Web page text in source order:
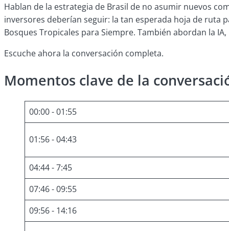
Hablan de la estrategia de Brasil de no asumir nuevos
inversores deberían seguir: la tan esperada hoja de ruta
Bosques Tropicales para Siempre. También abordan la
Escuche ahora la conversación completa.
Momentos clave de la
00:00 - 01:55
01:56 - 04:43
04:44 - 7:45
07:46 - 09:55
09:56 - 14:16